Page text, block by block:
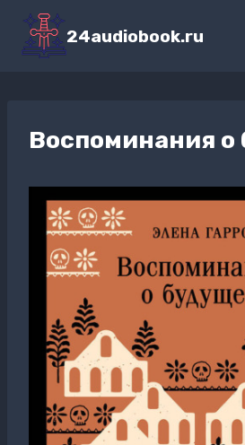
Перейти
содержимому
24audiobook.ru
Воспоминания о